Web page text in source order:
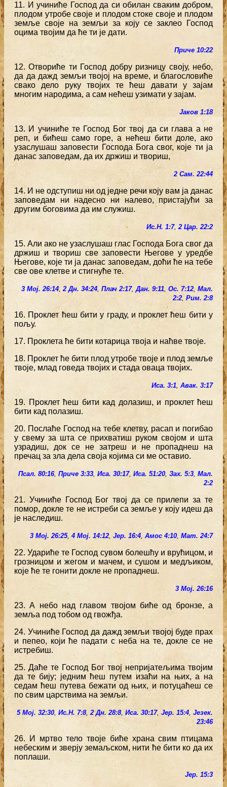
11. И учиниће Господ да си обилан сваким добром,
плодом утробе своје и плодом стоке своје и плодом
земље своје на земљи за коју се заклео Господ
оцима твојим да ће ти је дати.
Приче 10:22
12. Отвориће ти Господ добру ризницу своју, небо,
да да дажд земљи твојој на време, и благословиће
свако дело руку твојих те ћеш давати у зајам
многим народима, а сам нећеш узимати у зајам.
Јаков 1:18
13. И учиниће те Господ Бог твој да си глава а не
реп, и бићеш само горе, а нећеш бити доле, ако
узаслушаш заповести Господа Бога свог, које ти ја
данас заповедам, да их држиш и твориш,
2 Сам. 22:44
14. И не одступиш ни од једне речи коју вам ја данас
заповедам ни надесно ни налево, пристајући за
другим боговима да им служиш.
Ис.Н. 1:7,2 Цар. 22:2
15. Али ако не узаслушаш глас Господа Бога свог да
држиш и твориш све заповести Његове у уредбе
Његове, које ти ја данас заповедам, доћи ће на тебе
све ове клетве и стигнуће те.
3 Мој. 26:14,2 Дн. 34:24, Плач 2:17,Дан. 9:11, Ос. 7:12, Мал.
2:2, Рим. 2:8
16. Проклет ћеш бити у граду, и проклет ћеш бити у
пољу.
17. Проклета ће бити котарица твоја и наћве твоје.
18. Проклет ће бити плод утробе твоје и плод земље
твоје, млад говеда твојих и стада оваца твојих.
Иса. 3:1, Авак. 3:17
19. Проклет ћеш бити кад долазиш, и проклет ћеш
бити кад полазиш.
20. Послаће Господ на тебе клетву, расап и погибао
у свему за шта се прихватиш руком својом и шта
узрадиш, док се не затреш и не пропаднеш на
пречац за зла дела своја којима си ме оставио.
Псал. 80:16, Приче 3:33, Иса. 30:17, Иса. 51:20, Зах. 5:3, Мал.
2:2
21. Учиниће Господ Бог твој да се прилепи за те
помор, докле те не истреби са земље у коју идеш да
је наследиш.
3 Мој. 26:25, 4 Мој. 14:12, Јер. 16:4,Амос 4:10, Мат. 24:7
22. Удариће те Господ сувом болешћу и врућицом, и
грозницом и жегом и мачем, и сушом и медљиком,
које ће те гонити докле не пропаднеш.
3 Мој. 26:16
23. А небо над главом твојом биће од бронзе, а
земља под тобом од гвожђа.
24. Учиниће Господ да дажд земљи твојој буде прах
и пепео, који ће падати с неба на те, докле се не
истребиш.
25. Даће те Господ Бог твој непријатељима твојим
да те бију; једним ћеш путем изаћи на њих, а на
седам ћеш путева бежати од њих, и потуцаћеш се
по свим царствима на земљи.
5 Мој. 32:30, Ис.Н. 7:8,2 Дн. 28:8, Иса. 30:17, Јер. 15:4, Језек.
23:46
26. И мртво тело твоје биће храна свим птицама
небеским и зверју земаљском, нити ће бити ко да их
поплаши.
Јер. 15:3